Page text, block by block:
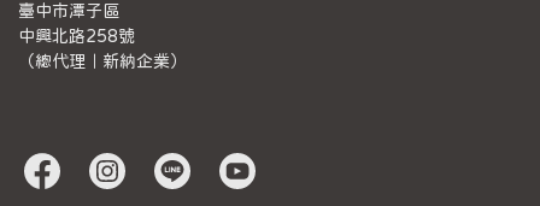
臺中市潭子區
中興北路258號
（總代理｜新納企業）